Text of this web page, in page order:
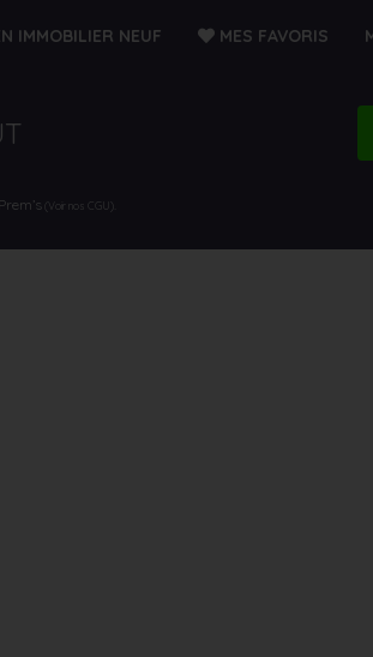
IMMOBILIER NEUF MES FAVORIS
(Voir nos CGU)